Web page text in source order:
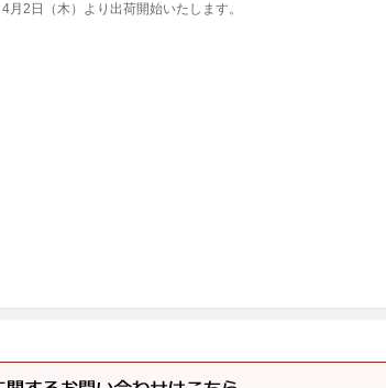
月2日（木）より出荷開始いたします。